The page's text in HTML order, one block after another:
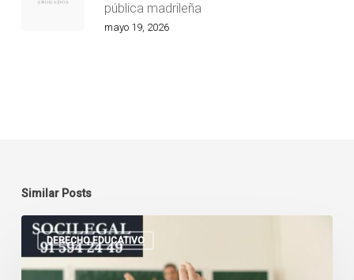
pública madrileña
mayo 19, 2026
Similar Posts
DERECHO EDUCATIVO
Incapacidad
permanente
para
profesores